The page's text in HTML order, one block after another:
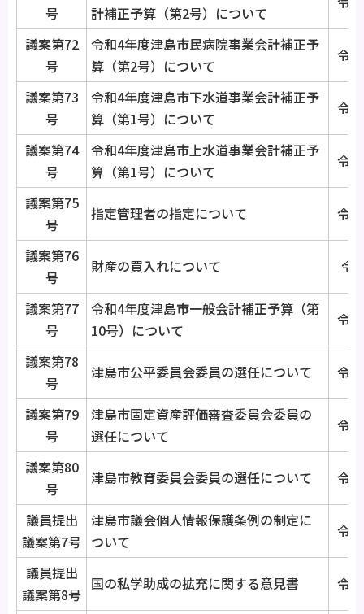
号
計補正予算（第2号）について
議案第72
号
令和4年度津島市民病院事業会計補正予
算（第2号）について
令
議案第73
号
令和4年度津島市下水道事業会計補正予
算（第1号）について
令
議案第74
号
令和4年度津島市上水道事業会計補正予
算（第1号）について
令
議案第75
号
指定管理者の指定について 令
議案第76
号
財産の買入れについて 令
議案第77
号
令和4年度津島市一般会計補正予算（第
10号）について
令
議案第78
号
津島市公平委員会委員の選任について 令
議案第79
号
津島市固定資産評価審査委員会委員の
選任について
令
議案第80
号
津島市教育委員会委員の選任について 令
議員提出
議案第7号
津島市議会個人情報保護条例の制定に
ついて
令
議員提出
議案第8号
国の私学助成の拡充に関する意見書 令